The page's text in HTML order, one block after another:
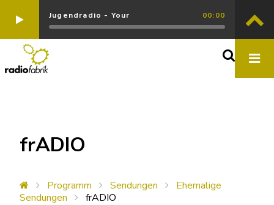
Jugendradio - Your 00:00
frADIO
Programm Sendungen
Ehemalige
Sendungen
frADIO